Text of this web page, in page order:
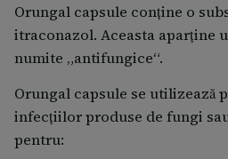
Orungal capsule conţine o
itraconazol. Aceasta aparţine
numite „antifungice“.
Orungal capsule se utilizează
infecţiilor produse de fungi
pentru: